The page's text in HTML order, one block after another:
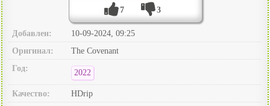
7 3
Добавлен:
10-09-2024, 09:25
Оригинал:
The Covenant
Год:
2022
Качество:
HDrip